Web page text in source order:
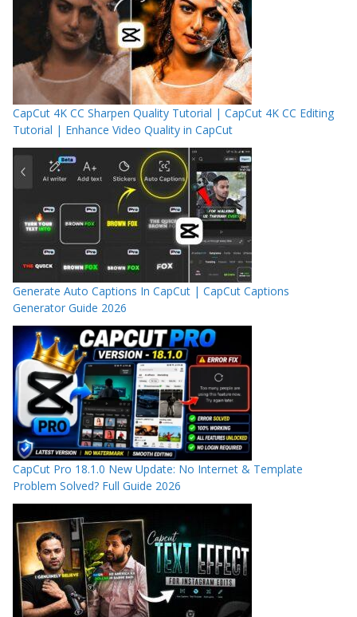
CapCut 4K CC Sharpen Quality Tutorial | CapCut 4K CC Editing
Tutorial | Enhance Video Quality in CapCut
Generate Auto Captions In CapCut | CapCut Captions
Generator Guide 2026
CapCut Pro 18.1.0 New Update: No Internet & Template
Problem Solved? Full Guide 2026